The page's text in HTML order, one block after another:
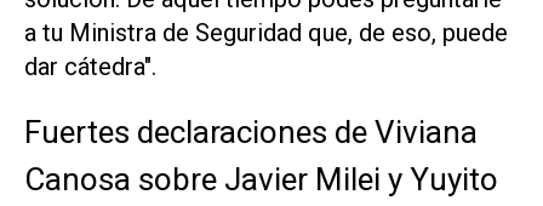
a tu Ministra de Seguridad que, de eso, puede
dar cátedra".
Fuertes declaraciones de Viviana
Canosa sobre Javier Milei y Yuyito